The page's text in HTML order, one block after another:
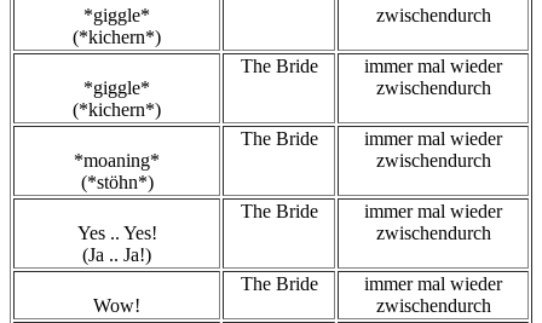
*giggle*
(*kichern*)
zwischendurch
*giggle*
(*kichern*)
The Bride
immer mal wieder
zwischendurch
*moaning*
(*stöhn*)
The Bride
immer mal wieder
zwischendurch
Yes .. Yes!
(Ja .. Ja!)
The Bride
immer mal wieder
zwischendurch
Wow!
The Bride
immer mal wieder
zwischendurch